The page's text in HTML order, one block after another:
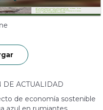
DE ACTUALIDAD
de economía sostenible